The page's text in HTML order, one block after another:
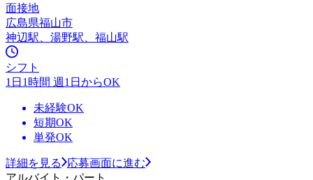
面接地
広島県福山市
神辺駅、湯野駅、福山駅
シフト
1日1時間 週1日からOK
未経験OK
短期OK
単発OK
詳細を見る
応募画面に進む
アルバイト・パート